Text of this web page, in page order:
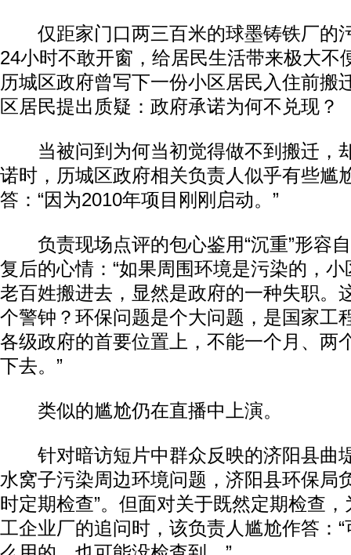
仅距家门口两三百米的球墨铸铁厂的
24小时不敢开窗，给居民生活带来极大不
历城区政府曾写下一份小区居民入住前搬
区居民提出质疑：政府承诺为何不兑现？
当被问到为何当初觉得做不到搬迁，
诺时，历城区政府相关负责人似乎有些尴
答：“因为2010年项目刚刚启动。”
负责现场点评的包心鉴用“沉重”形容
复后的心情：“如果周围环境是污染的，
老百姓搬进去，显然是政府的一种失职。
个警钟？环保问题是个大问题，是国家工
各级政府的首要位置上，不能一个月、两
下去。”
类似的尴尬仍在直播中上演。
针对暗访短片中群众反映的济阳县曲
水窝子污染周边环境问题，济阳县环保局
时定期检查”。但面对关于既然定期检查
工企业厂的追问时，该负责人尴尬作答：